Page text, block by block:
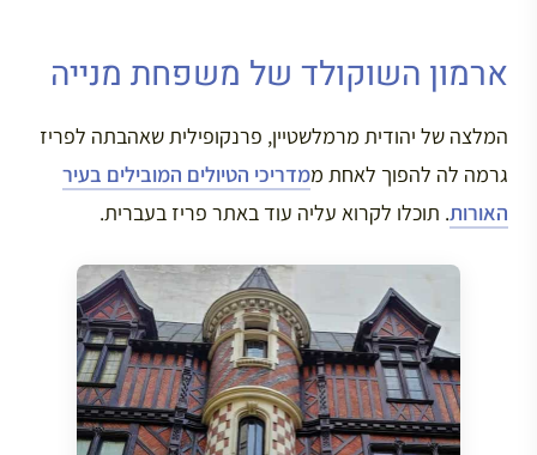
ארמון השוקולד של משפחת מנייה
המלצה של יהודית מרמלשטיין, פרנקופילית שאהבתה לפריז
גרמה לה להפוך לאחת ממדריכי הטיולים המובילים בעיר
האורות. תוכלו לקרוא עליה עוד באתר פריז בעברית.